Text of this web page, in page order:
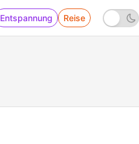
Entspannung Reise